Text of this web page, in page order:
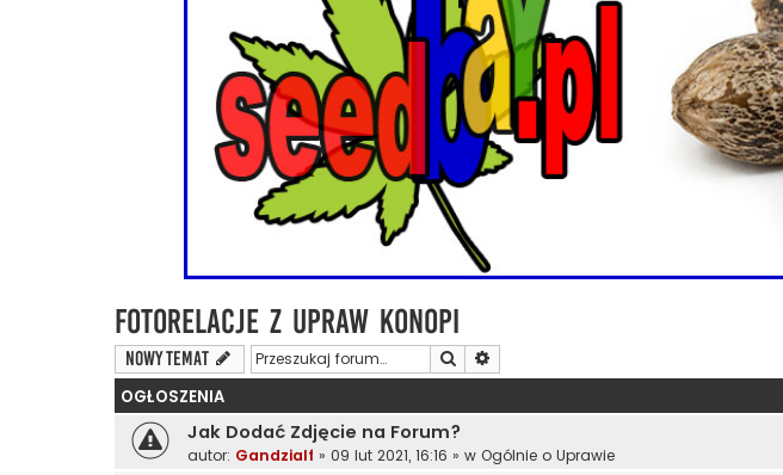
Fotorelacje z Upraw Konopi
NOWY TEMAT Szukaj
OGŁOSZENIA
Jak Dodać Zdjęcie na Forum?
autor: Gandzialf » 09 lut 2021, 16:16 » w Ogólnie o Uprawie